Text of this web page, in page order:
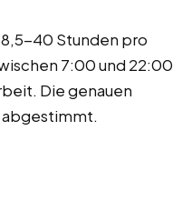
40 Stunden pro
7:00 und 22:00
Die genauen
abgestimmt.